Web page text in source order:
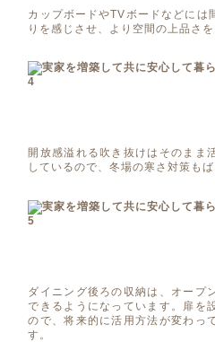
カップボードやTVボードなどには
りを感じさせ、より空間の上品さ
開放感溢れる吹き抜けはそのまま
しているので、冬場の寒さ対策もば
ダイニング後ろの収納は、オープ
できるようになっています。扉を
ので、将来的に活用方法が変わっ
す。